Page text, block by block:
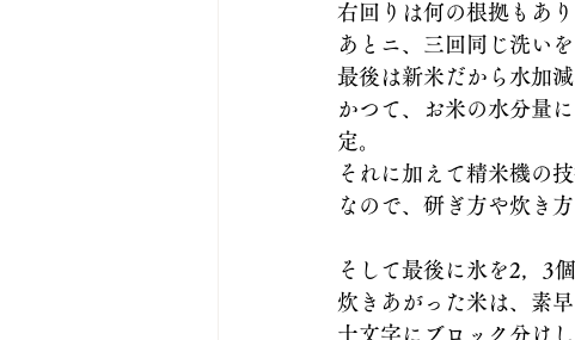
右回りは何の根拠もあ
あとニ、三回同じ洗い
最後は新米だから水加
かつて、お米の水分量
定。
それに加えて精米機の
なので、研ぎ方や炊き
そして最後に氷を2，3
炊きあがった米は、素
十文字にブロック分けし